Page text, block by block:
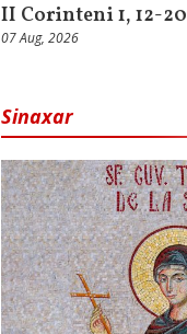
II Corinteni 1, 12-20
07 Aug, 2026
Sinaxar